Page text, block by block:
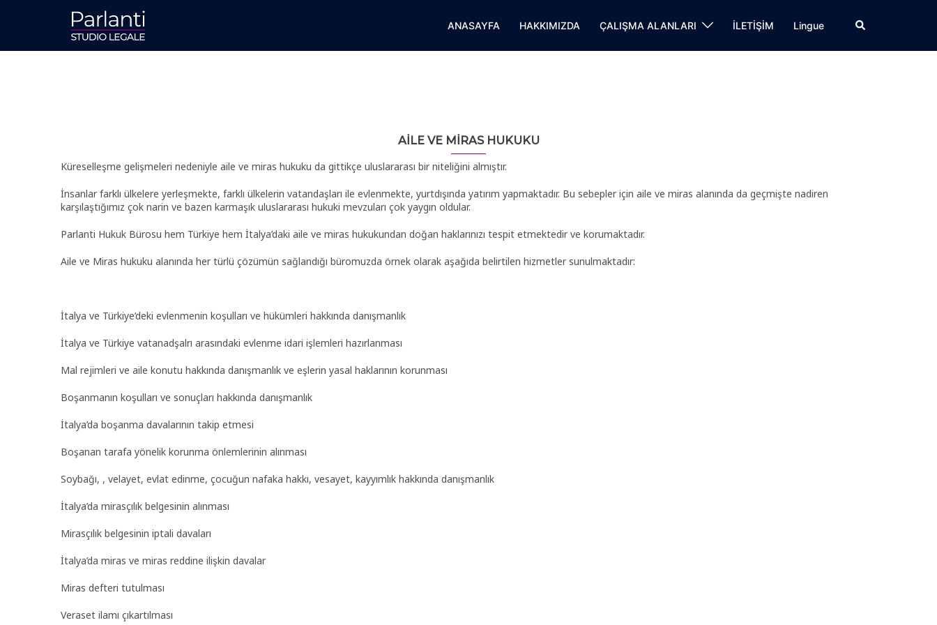
ANASAYFA HAKKIMIZDA ÇALIŞMA ALANLARI İLETİŞİM Lingue Cerca
AİLE VE MİRAS HUKUKU
Küreselleşme gelişmeleri nedeniyle aile ve miras hukuku da gittikçe uluslararası bir niteliğini almıştır.
İnsanlar farklı ülkelere yerleşmekte, farklı ülkelerin vatandaşları ile evlenmekte, yurtdışında yatırım yapmaktadır. Bu sebepler için aile ve miras alanında da geçmişte nadiren
karşılaştığımız çok narin ve bazen karmaşık uluslararası hukuki mevzuları çok yaygın oldular.
Parlanti Hukuk Bürosu hem Türkiye hem İtalya’daki aile ve miras hukukundan doğan haklarınızı tespit etmektedir ve korumaktadır.
Aile ve Miras hukuku alanında her türlü çözümün sağlandığı büromuzda örnek olarak aşağıda belirtilen hizmetler sunulmaktadır:
İtalya ve Türkiye’deki evlenmenin koşulları ve hükümleri hakkında danışmanlık
İtalya ve Türkiye vatanadşalrı arasındaki evlenme idari işlemleri hazırlanması
Mal rejimleri ve aile konutu hakkında danışmanlık ve eşlerin yasal haklarının korunması
Boşanmanın koşulları ve sonuçları hakkında danışmanlık
İtalya’da boşanma davalarının takip etmesi
Boşanan tarafa yönelik korunma önlemlerinin alınması
Soybağı, , velayet, evlat edinme, çocuğun nafaka hakkı, vesayet, kayyımlık hakkında danışmanlık
İtalya’da mirasçılık belgesinin alınması
Mirasçılık belgesinin iptali davaları
İtalya’da miras ve miras reddine ilişkin davalar
Miras defteri tutulması
Veraset ilamı çıkartılması